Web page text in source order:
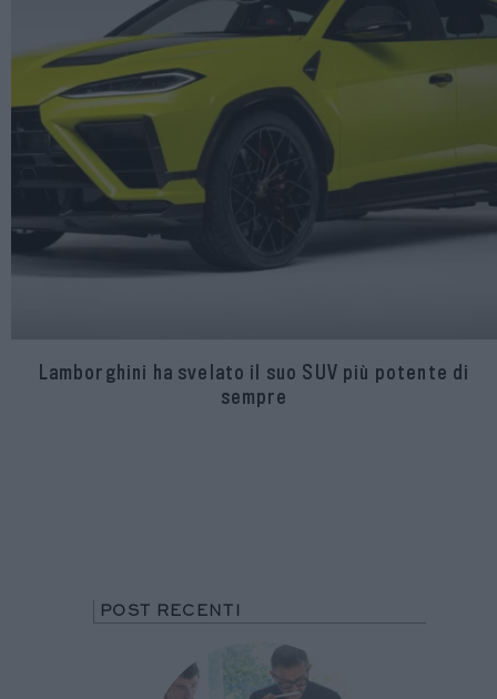
Lamborghini ha svelato il suo SUV più potente di
sempre
POST RECENTI